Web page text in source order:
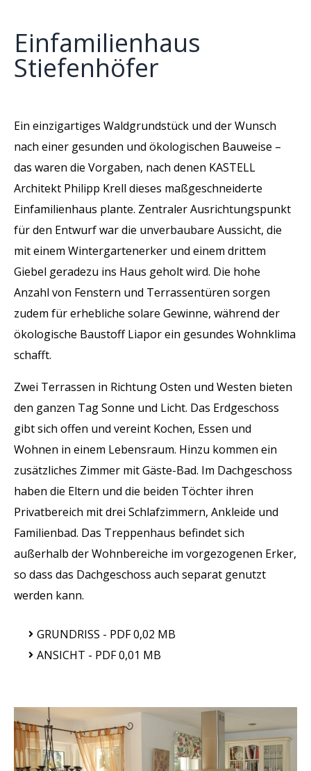
Einfamilienhaus
Stiefenhöfer
Ein einzigartiges Waldgrundstück und der Wunsch
nach einer gesunden und ökologischen Bauweise –
das waren die Vorgaben, nach denen KASTELL
Architekt Philipp Krell dieses maßgeschneiderte
Einfamilienhaus plante. Zentraler Ausrichtungspunkt
für den Entwurf war die unverbaubare Aussicht, die
mit einem Wintergartenerker und einem drittem
Giebel geradezu ins Haus geholt wird. Die hohe
Anzahl von Fenstern und Terrassentüren sorgen
zudem für erhebliche solare Gewinne, während der
ökologische Baustoff Liapor ein gesundes Wohnklima
schafft.
Zwei Terrassen in Richtung Osten und Westen bieten
den ganzen Tag Sonne und Licht. Das Erdgeschoss
gibt sich offen und vereint Kochen, Essen und
Wohnen in einem Lebensraum. Hinzu kommen ein
zusätzliches Zimmer mit Gäste-Bad. Im Dachgeschoss
haben die Eltern und die beiden Töchter ihren
Privatbereich mit drei Schlafzimmern, Ankleide und
Familienbad. Das Treppenhaus befindet sich
außerhalb der Wohnbereiche im vorgezogenen Erker,
so dass das Dachgeschoss auch separat genutzt
werden kann.
GRUNDRISS - PDF 0,02 MB
ANSICHT - PDF 0,01 MB